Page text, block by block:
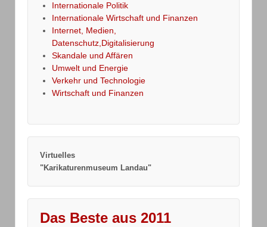
Internationale Politik
Internationale Wirtschaft und Finanzen
Internet, Medien,
Datenschutz,Digitalisierung
Skandale und Affären
Umwelt und Energie
Verkehr und Technologie
Wirtschaft und Finanzen
Virtuelles
"Karikaturenmuseum Landau"
Das Beste aus 2011